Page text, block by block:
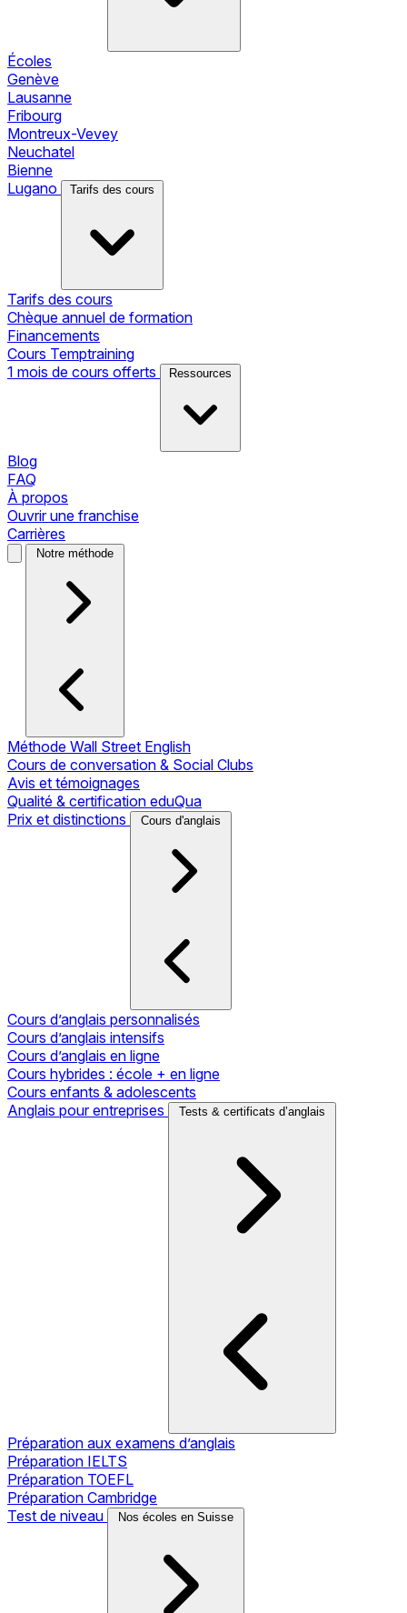
Écoles
Genève
Lausanne
Fribourg
Montreux-Vevey
Neuchatel
Bienne
Lugano
Tarifs des cours
Tarifs des cours
Chèque annuel de formation
Financements
Cours Temptraining
1 mois de cours offerts
Ressources
Blog
FAQ
À propos
Ouvrir une franchise
Carrières
Notre méthode
Méthode Wall Street English
Cours de conversation & Social Clubs
Avis et témoignages
Qualité & certification eduQua
Prix et distinctions
Cours d'anglais
Cours d’anglais personnalisés
Cours d’anglais intensifs
Cours d’anglais en ligne
Cours hybrides : école + en ligne
Cours enfants & adolescents
Anglais pour entreprises
Tests & certificats d’anglais
Préparation aux examens d’anglais
Préparation IELTS
Préparation TOEFL
Préparation Cambridge
Test de niveau
Nos écoles en Suisse